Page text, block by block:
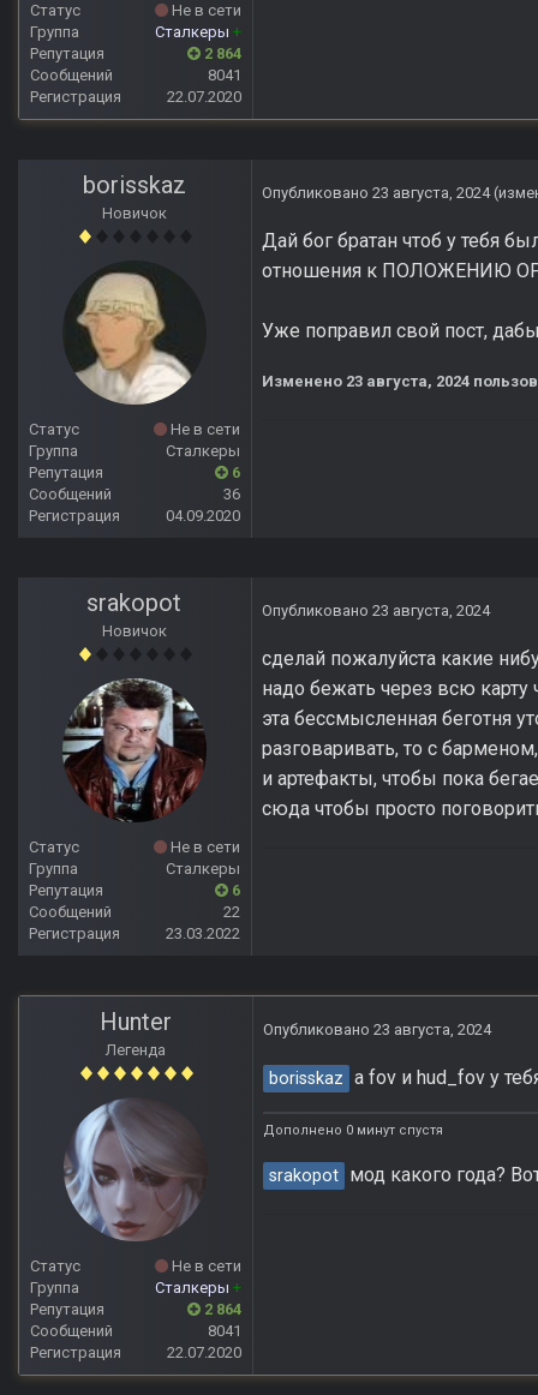
Статус
Не в сети
Группа
Сталкеры +
Репутация
2 864
Сообщений
8041
Регистрация
22.07.2020
borisskaz
Новичок
Статус
Не в сети
Группа
Сталкеры
Репутация
6
Сообщений
36
Регистрация
04.09.2020
Опубликовано 23 августа, 2024
Дай бог братан чтоб у тебя
отношения к ПОЛОЖЕНИЮ
Уже поправил свой пост,
Изменено 23 августа, 2024
srakopot
Новичок
Статус
Не в сети
Группа
Сталкеры
Репутация
6
Сообщений
22
Регистрация
23.03.2022
Опубликовано 23 августа, 2024
сделай пожалуйста какие
надо бежать через всю карту
эта бессмысленная беготня
разговаривать, то с
и артефакты, чтобы пока
сюда чтобы просто
Hunter
Легенда
Статус
Не в сети
Группа
Сталкеры +
Репутация
2 864
Сообщений
8041
Регистрация
22.07.2020
Опубликовано 23 августа, 2024
borisskaz а fov и hud_fov у
Дополнено 0 минут спустя
srakopot мод какого года?